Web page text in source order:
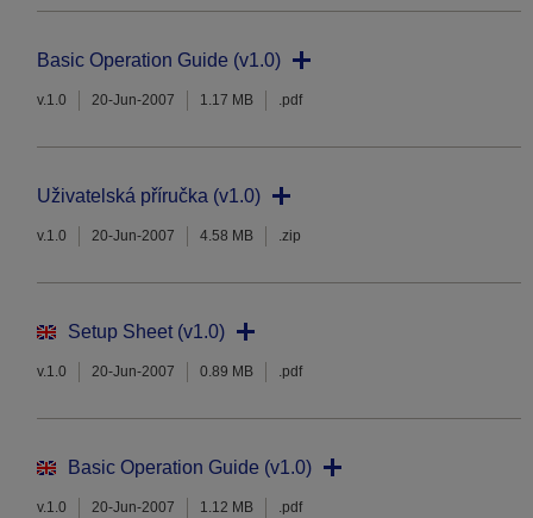
Basic Operation Guide (v1.0)
v.1.0 20-Jun-2007 1.17 MB .pdf
Uživatelská příručka (v1.0)
v.1.0 20-Jun-2007 4.58 MB .zip
Setup Sheet (v1.0)
v.1.0 20-Jun-2007 0.89 MB .pdf
Basic Operation Guide (v1.0)
v.1.0 20-Jun-2007 1.12 MB .pdf